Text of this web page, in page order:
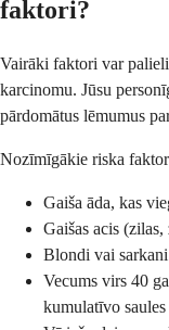
faktori?
Vairāki faktori var
karcinomu. Jūsu
pārdomātus lēmumus
Nozīmīgākie riska
Gaiša āda, kas
Gaišas acis
Blondi vai
Vecums virs 40
kumulatīvo